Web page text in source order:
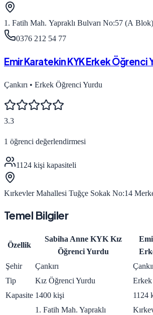
1. Fatih Mah. Yapraklı Bulvarı No:57 (A
0376 212 54 77
Emir Karatekin KYK Erkek Öğrenci
Çankırı • Erkek Öğrenci Yurdu
3.3
1 öğrenci değerlendirmesi
1124 kişi kapasiteli
Kırkevler Mahallesi Tuğçe Sokak No:14
Temel Bilgiler
Özellik
Sabiha Anne KYK Kız
Öğrenci Yurdu
Şehir
Çankırı
Tip
Kız Öğrenci Yurdu
Kapasite 1400 kişi 1124
1. Fatih Mah. Yapraklı